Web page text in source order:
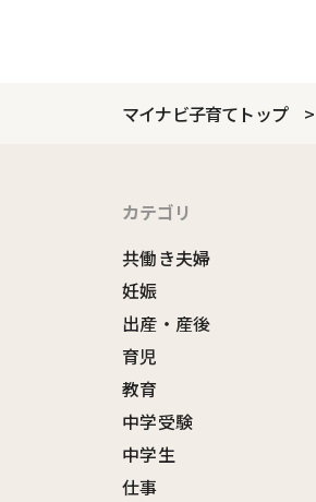
マイナビ子育てトップ
カテゴリ
共働き夫婦
妊娠
出産・産後
育児
教育
中学受験
中学生
仕事